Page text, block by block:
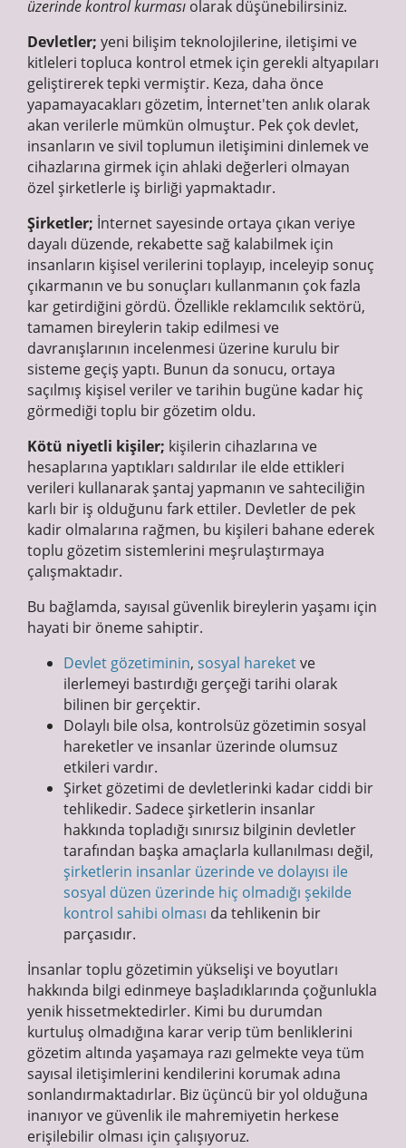
üzerinde kontrol kurması olarak düşünebilirsiniz.
Devletler; yeni bilişim teknolojilerine, iletişimi ve
kitleleri topluca kontrol etmek için gerekli altyapıları
geliştirerek tepki vermiştir. Keza, daha önce
yapamayacakları gözetim, İnternet'ten anlık olarak
akan verilerle mümkün olmuştur. Pek çok devlet,
insanların ve sivil toplumun iletişimini dinlemek ve
cihazlarına girmek için ahlaki değerleri olmayan
özel şirketlerle iş birliği yapmaktadır.
Şirketler; İnternet sayesinde ortaya çıkan veriye
dayalı düzende, rekabette sağ kalabilmek için
insanların kişisel verilerini toplayıp, inceleyip sonuç
çıkarmanın ve bu sonuçları kullanmanın çok fazla
kar getirdiğini gördü. Özellikle reklamcılık sektörü,
tamamen bireylerin takip edilmesi ve
davranışlarının incelenmesi üzerine kurulu bir
sisteme geçiş yaptı. Bunun da sonucu, ortaya
saçılmış kişisel veriler ve tarihin bugüne kadar hiç
görmediği toplu bir gözetim oldu.
Kötü niyetli kişiler; kişilerin cihazlarına ve
hesaplarına yaptıkları saldırılar ile elde ettikleri
verileri kullanarak şantaj yapmanın ve sahteciliğin
karlı bir iş olduğunu fark ettiler. Devletler de pek
kadir olmalarına rağmen, bu kişileri bahane ederek
toplu gözetim sistemlerini meşrulaştırmaya
çalışmaktadır.
Bu bağlamda, sayısal güvenlik bireylerin yaşamı için
hayati bir öneme sahiptir.
Devlet gözetiminin, sosyal hareketve
ilerlemeyi bastırdığı gerçeği tarihi olarak
bilinen bir gerçektir.
Dolaylı bile olsa, kontrolsüz gözetimin sosyal
hareketler ve insanlar üzerinde olumsuz
etkileri vardır.
Şirket gözetimi de devletlerinki kadar ciddi bir
tehlikedir. Sadece şirketlerin insanlar
hakkında topladığı sınırsız bilginin devletler
tarafından başka amaçlarla kullanılması değil,
şirketlerin insanlar üzerinde ve dolayısı ile
sosyal düzen üzerinde hiç olmadığı şekilde
kontrol sahibi olması da tehlikenin bir
parçasıdır.
İnsanlar toplu gözetimin yükselişi ve boyutları
hakkında bilgi edinmeye başladıklarında çoğunlukla
yenik hissetmektedirler. Kimi bu durumdan
kurtuluş olmadığına karar verip tüm benliklerini
gözetim altında yaşamaya razı gelmekte veya tüm
sayısal iletişimlerini kendilerini korumak adına
sonlandırmaktadırlar. Biz üçüncü bir yol olduğuna
inanıyor ve güvenlik ile mahremiyetin herkese
erişilebilir olması için çalışıyoruz.